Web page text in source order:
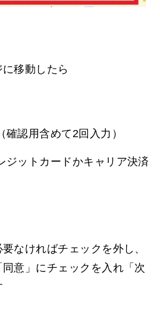
移動したら
確認用含めて2回入力）
ジットカードかキャリア決済
なければチェックを外し、
意」にチェックを入れ「次